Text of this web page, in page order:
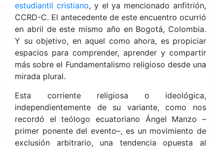
estudiantil cristiano, y el ya mencionado anfitrión,
CCRD-C. El antecedente de este encuentro ocurrió
en abril de este mismo año en Bogotá, Colombia.
Y su objetivo, en aquel como ahora, es propiciar
espacios para comprender, aprender y compartir
más sobre el Fundamentalismo religioso desde una
mirada plural.
Esta corriente religiosa o ideológica,
independientemente de su variante, como nos
recordó el teólogo ecuatoriano Ángel Manzo –
primer ponente del evento–, es un movimiento de
exclusión arbitrario, una tendencia opuesta al